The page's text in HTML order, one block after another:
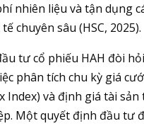
nhiên liệu và tận dụng
chuyên sâu (HSC, 2025).
tư cổ phiếu HAH đòi
phân tích chu kỳ giá
Index) và định giá tài sản
Một quyết định đầu tư